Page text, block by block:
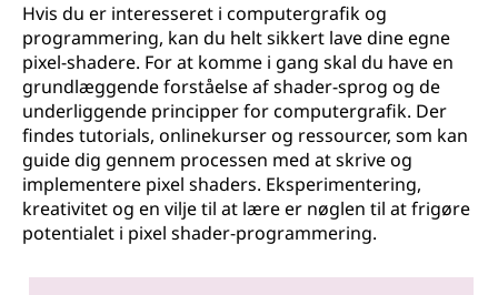
Hvis du er interesseret i computergrafik og
programmering, kan du helt sikkert lave dine egne
pixel-shadere. For at komme i gang skal du have en
grundlæggende forståelse af shader-sprog og de
underliggende principper for computergrafik. Der
findes tutorials, onlinekurser og ressourcer, som kan
guide dig gennem processen med at skrive og
implementere pixel shaders. Eksperimentering,
kreativitet og en vilje til at lære er nøglen til at frigøre
potentialet i pixel shader-programmering.